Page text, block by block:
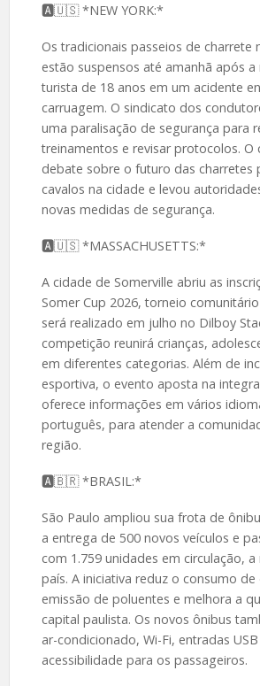
🅰️🇺🇸 *NEW YORK:*
Os tradicionais passeios de charrete
estão suspensos até amanhã após
turista de 18 anos em um acidente
carruagem. O sindicato dos
uma paralisação de segurança para
treinamentos e revisar protocolos. O
debate sobre o futuro das charretes
cavalos na cidade e levou
novas medidas de segurança.
🅰️🇺🇸 *MASSACHUSETTS:*
A cidade de Somerville abriu as
Somer Cup 2026, torneio
será realizado em julho no Dilboy
competição reunirá crianças,
em diferentes categorias. Além de
esportiva, o evento aposta na
oferece informações em vários
português, para atender a
região.
🅰️🇧🇷 *BRASIL:*
São Paulo ampliou sua frota de
a entrega de 500 novos veículos e
com 1.759 unidades em circulação,
país. A iniciativa reduz o consumo de
emissão de poluentes e melhora a
capital paulista. Os novos ônibus
ar-condicionado, Wi-Fi, entradas
acessibilidade para os passageiros.